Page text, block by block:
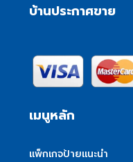
บ้านประกาศขาย
เมนูหลัก
แพ็กเกจป้ายแนะนำ